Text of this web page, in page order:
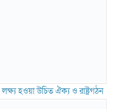
হওয়া উচিত ঐক্য ও রাষ্ট্রগঠন